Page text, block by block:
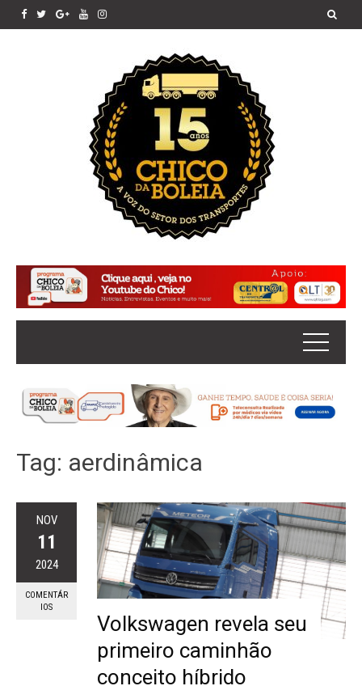
Tag: aerdinâmica
NOV
11
2024
COMENTÁR
IOS
Volkswagen revela seu
primeiro caminhão
conceito híbrido